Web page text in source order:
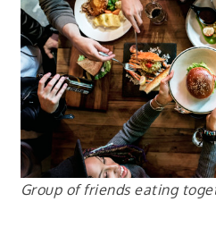
Group of friends eating